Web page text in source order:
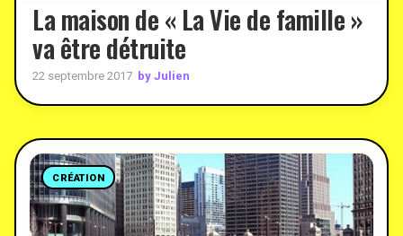
La maison de « La Vie de famille »
va être détruite
22 septembre 2017 by Julien
CRÉATION